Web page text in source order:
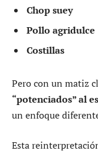
Chop suey
Pollo agridulce
Costillas
Pero con un matiz
“potenciados” al
un enfoque
Esta